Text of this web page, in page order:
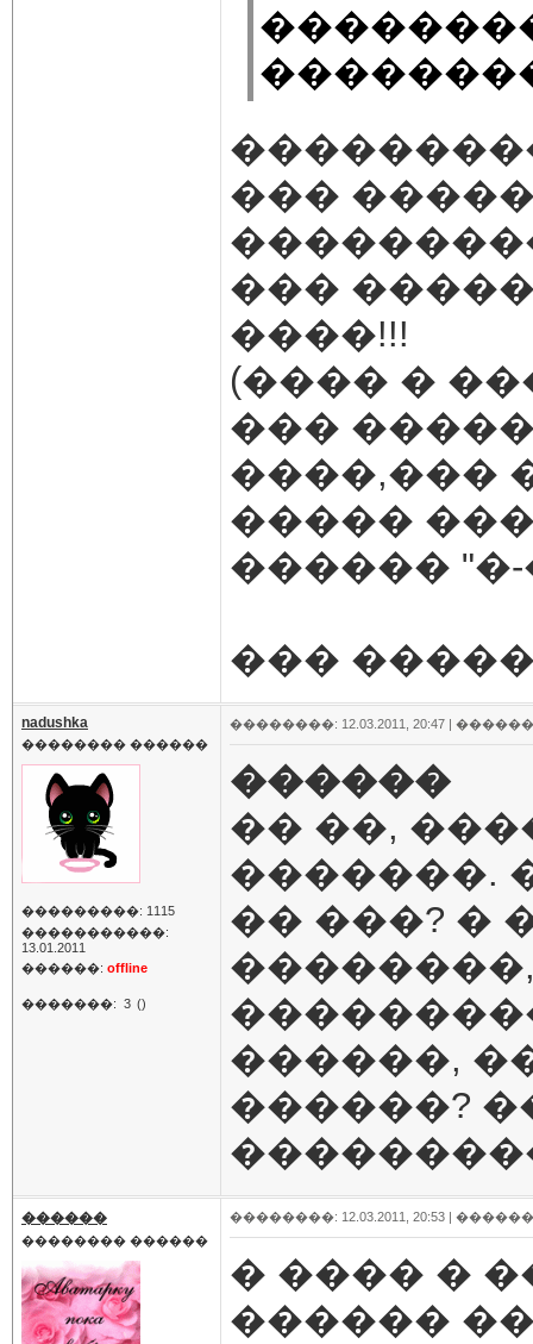
���
���
����!!!
(���� �
���
����,���
�����
������
���
nadushka
�������� ������
���������: 1115
�����������:
13.01.2011
������: offline
�������: 3 ()
��������: 12.03.2011, 20:47 |
������
�� ��,
�������.
�� ���? �
������,
������?
������
�������� ������
��������: 12.03.2011, 20:53 |
� ���� �
������